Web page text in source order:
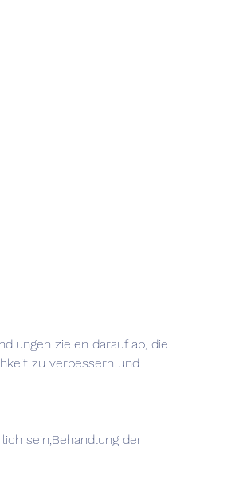
zu verbessern und
sein,Behandlung der